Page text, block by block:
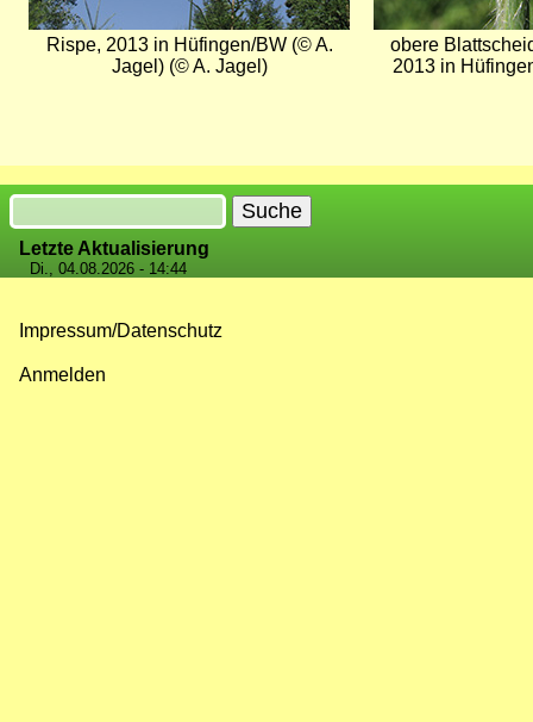
Rispe, 2013 in Hüfingen/BW (© A.
Jagel) (© A. Jagel)
obere
2013 in
Suche
Letzte Aktualisierung
Di., 04.08.2026 - 14:44
Impressum/Datenschutz
Anmelden